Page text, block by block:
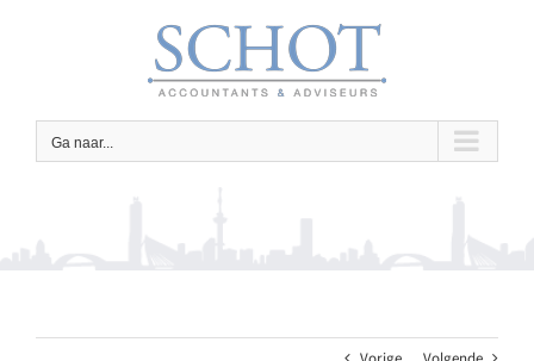
Ga naar...